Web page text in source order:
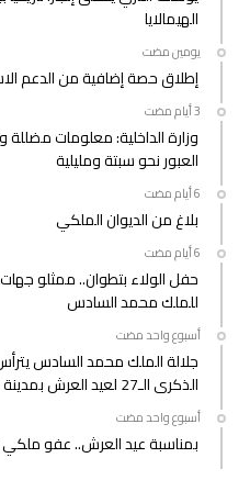
الهيمالايا
‫‫‫‏‫يومين مضت‬
إطلاق حصة إضافية من الدعم
وزارة الداخلية: معلومات مضللة
العبور نحو سبتة ومليلية
بلاغ من الديوان الملكي
حفل الولاء بتطوان.. ممثلو
للملك محمد السادس
‫‫‫‏‫أسبوع واحد مضت‬
جلالة الملك محمد السادس
الذكرى الـ27 لعيد العرش بمدينة المضيق
‫‫‫‏‫أسبوع واحد مضت‬
بمناسبة عيد العرش.. عفو ملكي على